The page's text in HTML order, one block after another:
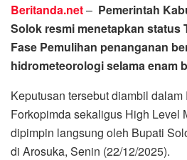
Beritanda.net– Pemerintah
Solok resmi menetapkan status
Fase Pemulihan penanganan
hidrometeorologi selama enam
Keputusan tersebut diambil dalam
Forkopimda sekaligus High Level
dipimpin langsung oleh Bupati
di Arosuka, Senin (22/12/2025).